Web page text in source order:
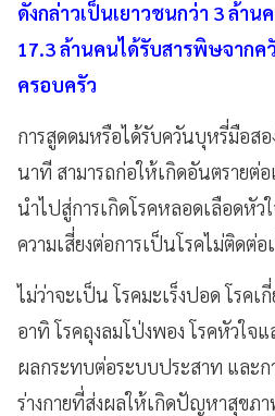
ดังกล่าวเป็นเยาวชนกว่า 3 ล้า
17.3 ล้านคนได้รับสารพิษจาก
ครอบครัว
การสูดดมหรือได้รับควันบุหรี่มือสอ
นาที สามารถก่อให้เกิดอันตรายต่
นำไปสู่การเกิดโรคหลอดเลือดหัว
ความเสี่ยงต่อการเป็นโรคไม่ติดต่อ
ไม่ว่าจะเป็น โรคมะเร็งปอด โรคเ
อาทิ โรคถุงลมโป่งพอง โรคหัวใจ
ผลกระทบต่อระบบประสาท และก
ร่างกายที่ส่งผลให้เกิดปัญหาสุขภ